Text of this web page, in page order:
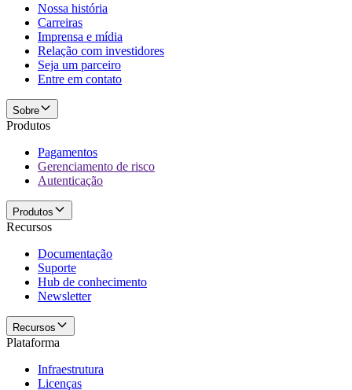
Nossa história
Carreiras
Imprensa e mídia
Relação com investidores
Seja um parceiro
Entre em contato
Sobre
Produtos
Pagamentos
Gerenciamento de risco
Autenticação
Produtos
Recursos
Documentação
Suporte
Hub de conhecimento
Newsletter
Recursos
Plataforma
Infraestrutura
Licenças